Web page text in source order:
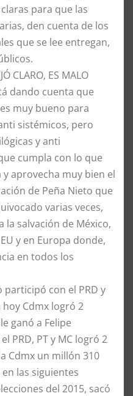
para que las
den cuenta de los
que se lee entregan,
CLARO, ES MALO
dando cuenta que
muy bueno para
sistémicos, pero
y anti
cumpla con lo que
aprovecha muy bien el
de Peña Nieto que
varias veces,
la salvación de México,
y en Europa donde,
en todos los
participó con el PRD y
Cdmx logró 2
ganó a Felipe
PRD, PT y MC logró 2
Cdmx un millón 310
las siguientes
del 2015, sacó